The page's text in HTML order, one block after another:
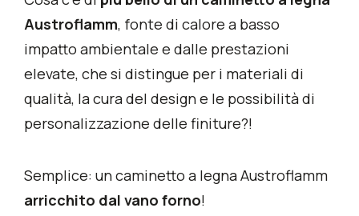
Austroflamm, fonte di calore a basso
impatto ambientale e dalle prestazioni
elevate, che si distingue per i materiali di
qualità, la cura del design e le possibilità di
personalizzazione delle finiture?!
Semplice: un caminetto a legna Austroflamm
arricchito dal vano forno!